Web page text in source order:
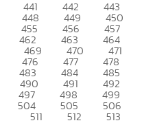
441 442 443
448 449 450
455 456 457
462 463 464
469 470 471
476 477 478
483 484 485
490 491 492
497 498 499
504 505 506
511 512 513